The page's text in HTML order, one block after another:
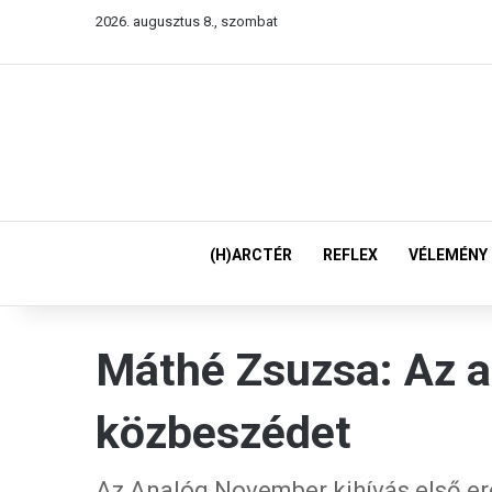
2026. augusztus 8., szombat
(H)ARCTÉR REFLEX VÉLEMÉNY
Máthé Zsuzsa: Az
közbeszédet